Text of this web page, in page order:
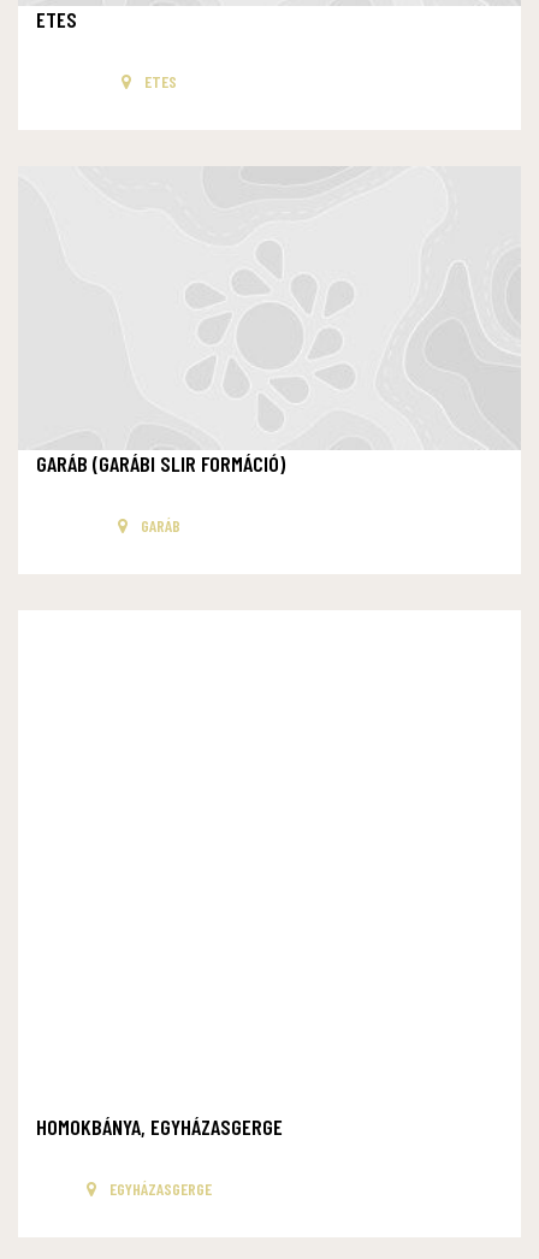
ETES
ETES
GARÁB (GARÁBI SLIR FORMÁCIÓ)
GARÁB
HOMOKBÁNYA, EGYHÁZASGERGE
EGYHÁZASGERGE